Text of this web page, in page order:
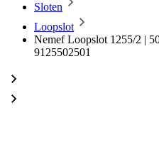
Sloten
Loopslot
Nemef Loopslot 1255/2 |
9125502501